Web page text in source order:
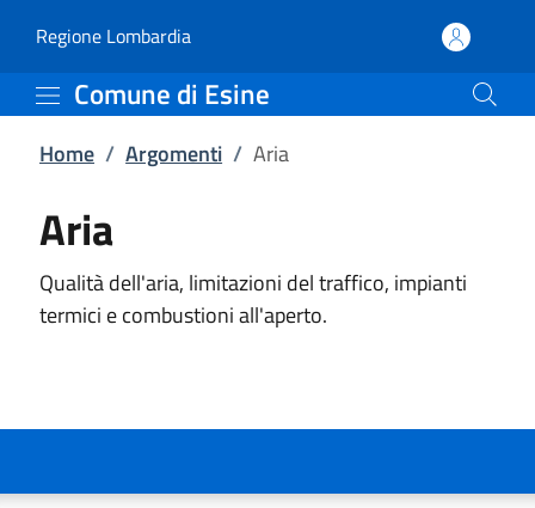
Aria | Comune di Esine
Regione Lombardia(apre in un'altra scheda).
Comune di Esine
Home / Argomenti / Aria
Aria
Qualità dell'aria, limitazioni del traffico, impianti
termici e combustioni all'aperto.